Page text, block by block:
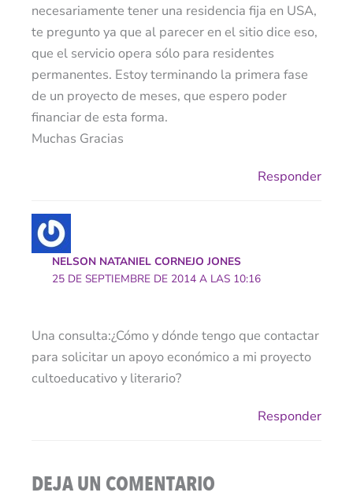
necesariamente tener una residencia fija en USA,
te pregunto ya que al parecer en el sitio dice eso,
que el servicio opera sólo para residentes
permanentes. Estoy terminando la primera fase
de un proyecto de meses, que espero poder
financiar de esta forma.
Muchas Gracias
Responder
NELSON NATANIEL CORNEJO JONES
25 DE SEPTIEMBRE DE 2014 A LAS 10:16
Una consulta:¿Cómo y dónde tengo que contactar
para solicitar un apoyo económico a mi proyecto
cultoeducativo y literario?
Responder
DEJA UN COMENTARIO